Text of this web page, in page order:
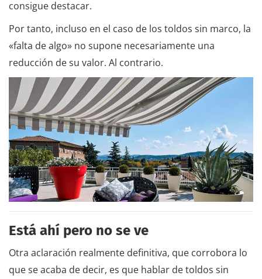
consigue destacar.
Por tanto, incluso en el caso de los toldos sin marco, la
«falta de algo» no supone necesariamente una
reducción de su valor. Al contrario.
Está ahí pero no se ve
Otra aclaración realmente definitiva, que corrobora lo
que se acaba de decir, es que hablar de toldos sin